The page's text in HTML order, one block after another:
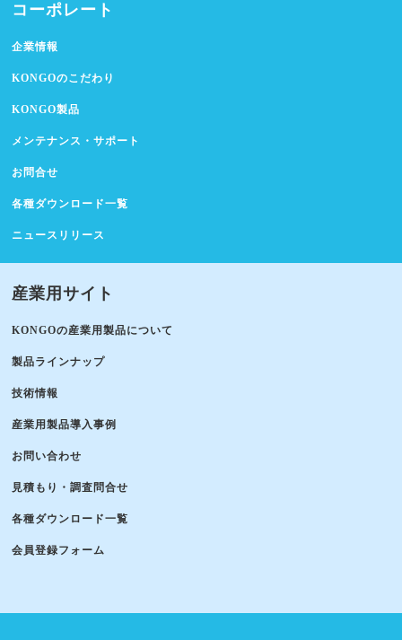
コーポレート
企業情報
KONGOのこだわり
KONGO製品
メンテナンス・サポート
お問合せ
各種ダウンロード一覧
ニュースリリース
産業用サイト
KONGOの産業用製品について
製品ラインナップ
技術情報
産業用製品導入事例
お問い合わせ
見積もり・調査問合せ
各種ダウンロード一覧
会員登録フォーム